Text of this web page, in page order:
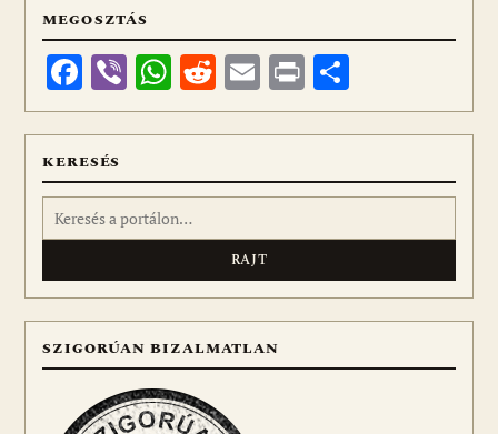
MEGOSZTÁS
Facebook
ViberWhatsApp
Reddit
Email
Print
meg
KERESÉS
Keresés:
SZIGORÚAN BIZALMATLAN